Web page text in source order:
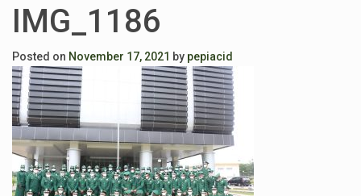
IMG_1186
Posted on November 17, 2021 by pepiacid